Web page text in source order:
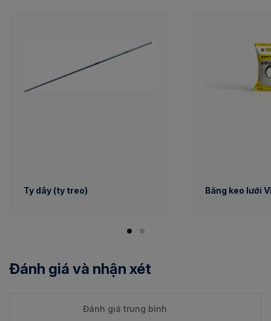
Ty dây (ty treo) Băng keo lưới
Đánh giá và nhận xét
Đánh giá trung bình